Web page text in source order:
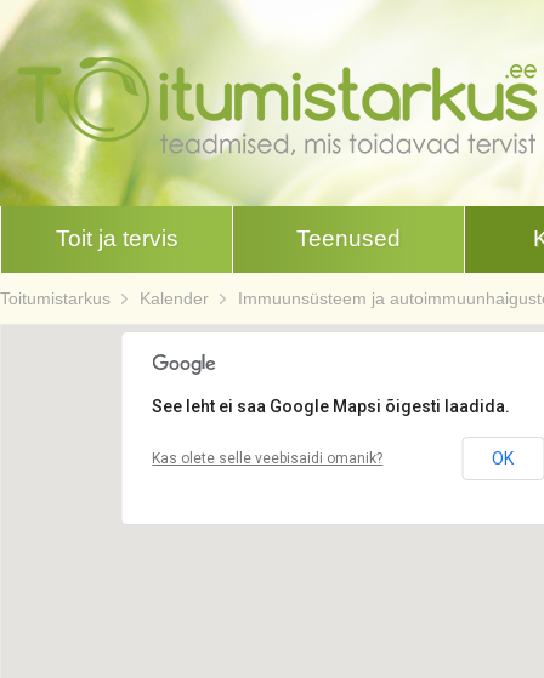
Toit ja tervis Teenused
Toitumistarkus Kalender Immuunsüsteem ja
See leht ei saa Google Mapsi õigesti laadida.
Kas olete selle veebisaidi omanik? OK